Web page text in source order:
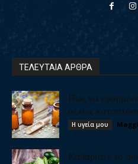
ΤΕΛΕΥΤΑΙΑ ΑΡΘΡΑ
Πως να
οξείες
Η υγεία μου
Καθαρίστε το